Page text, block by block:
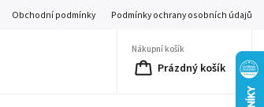
Obchodní podmínky Podmínky ochrany osobních údajů
Nákupní košík
Prázdný košík